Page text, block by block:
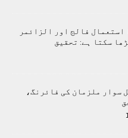
استعمال فالج اور الزائمر
سوار ملزمان کی فائرنگ،
1